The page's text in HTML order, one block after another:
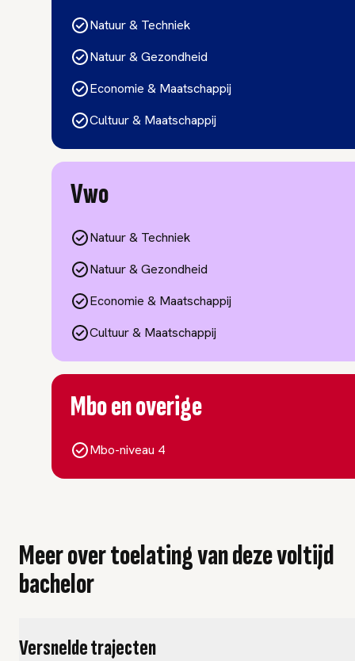
Natuur & Techniek
Natuur & Gezondheid
Economie & Maatschappij
Cultuur & Maatschappij
Vwo
Natuur & Techniek
Natuur & Gezondheid
Economie & Maatschappij
Cultuur & Maatschappij
Mbo en overige
Mbo-niveau 4
Meer over toelating van deze voltijd
bachelor
Versnelde trajecten